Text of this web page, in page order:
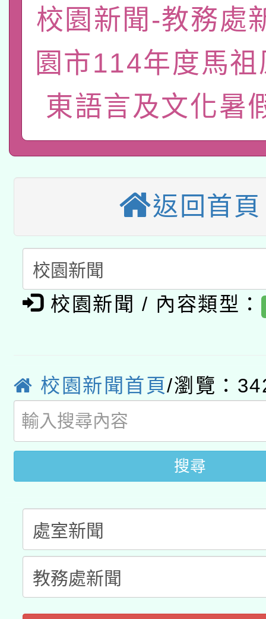
「數位內容與教學軟體
pilot」
薪期間赴陸應申請許可
轉知經濟部水利署委託
業技術研究院辦理「
用水績優單位及節水達
115年8月22日(星期六
本校115學年度第2次
招甄選結果公告(無人
適應運動共學行動站研
本館辦理115年度閱讀
暨閱讀推動專業研習
科技賦能─人工智慧
礎課程
A3數位素養講師名單
「數位內容與教學軟
薪期間赴陸應申請許可
業技術研究院辦理「
用水績優單位及節水達
115年8月22日(星期六
桃園市孔廟祈福系列
開 智慧啟航」
2026年桃園地景藝術
校園新聞-教務處
園市114年度馬
東語言及文化暑
返回首頁
校園新聞 / 內容類型：
校園新聞首頁/瀏覽：
搜尋